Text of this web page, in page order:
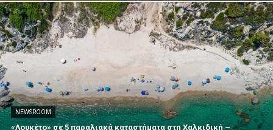
NEWSROOM
«Λουκέτο» σε 5 παραλιακά καταστήματα στη Χαλκιδική –